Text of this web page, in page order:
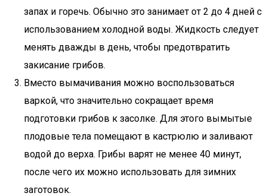
запах и горечь. Обычно это занимает от 2 до 4 дней с
использованием холодной воды. Жидкость следует
менять дважды в день, чтобы предотвратить
закисание грибов.
Вместо вымачивания можно воспользоваться
варкой, что значительно сокращает время
подготовки грибов к засолке. Для этого вымытые
плодовые тела помещают в кастрюлю и заливают
водой до верха. Грибы варят не менее 40 минут,
после чего их можно использовать для зимних
заготовок.